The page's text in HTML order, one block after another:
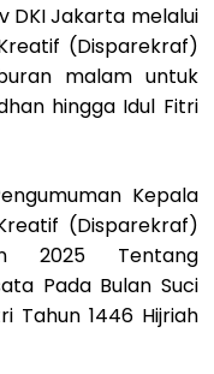
DKI Jakarta melalui
(Disparekraf)
malam untuk
hingga Idul Fitri
Kepala
(Disparekraf)
2025 Tentang
Pada Bulan Suci
Tahun 1446 Hijriah